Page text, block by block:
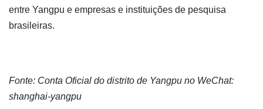
entre Yangpu e empresas e instituições de pesquisa
brasileiras.
Fonte: Conta Oficial do distrito de Yangpu no WeChat:
shanghai-yangpu